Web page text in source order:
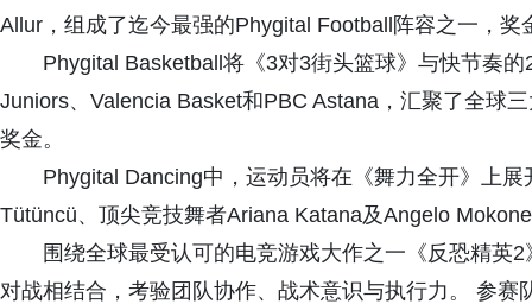
Allur，组成了迄今最强的Phygital Football阵容之一，奖
Phygital Basketball将《3对3街头篮球》与快节奏
Juniors、Valencia Basket和PBC Astana，汇聚了全球
奖金。
Phygital Dancing中，运动员将在《舞力全开》上
Tütüncü、顶尖竞技舞者Ariana Katana及Angelo
围绕全球最受认可的电竞游戏大作之一《反恐精英
对战相结合，考验团队协作、战术意识与执行力。 参